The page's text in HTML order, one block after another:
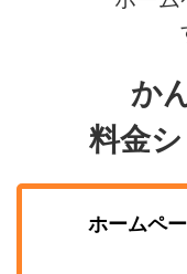
か
料金
ホームペ